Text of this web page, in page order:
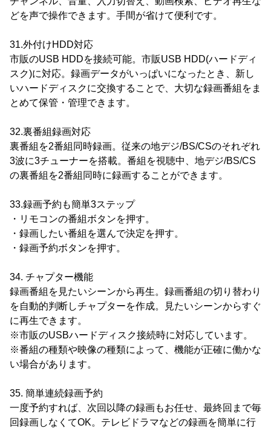
どを声で操作できます。手間が省けて便利です。
31.外付けHDD対応
市販のUSB HDDを接続可能。市販USB HDD(ハードディ
スク)に対応。録画データがいっぱいになったとき、新し
いハードディスクに交換することで、大切な録画番組をま
とめて保管・管理できます。
32.裏番組録画対応
裏番組を2番組同時録画。従来の地デジ/BS/CSのそれぞれ
3波に3チューナーを搭載。番組を視聴中、地デジ/BS/CS
の裏番組を2番組同時に録画することができます。
33.録画予約も簡単3ステップ
・リモコンの番組ボタンを押す。
・録画したい番組を選んで決定を押す。
・録画予約ボタンを押す。
34. チャプター機能
録画番組を見たいシーンから再生。録画番組の切り替わり
を自動的判断しチャプターを作成。見たいシーンからすぐ
に再生できます。
※市販のUSBハードディスク接続時に対応しています。
※番組の種類や映像の種類によって、機能が正確に働かな
い場合があります。
35. 簡単連続録画予約
一度予約すれば、次回以降の録画もお任せ、最終回まで毎
回録画しなくてOK。テレビドラマなどの録画を簡単に行